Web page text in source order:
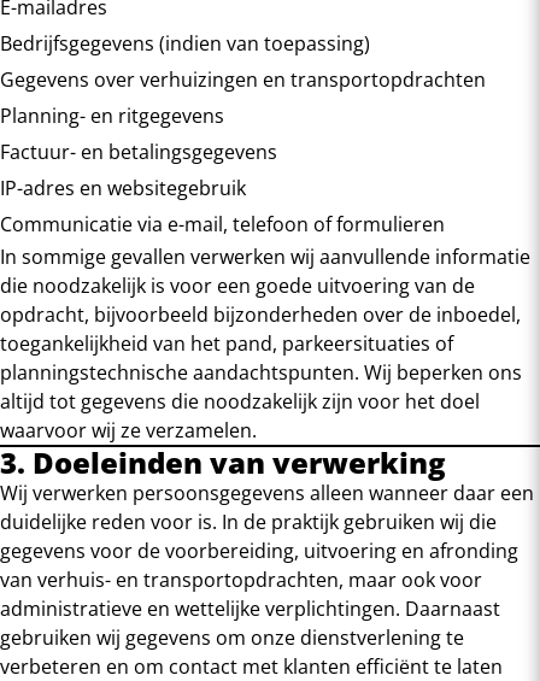
E-mailadres
Bedrijfsgegevens (indien van toepassing)
Gegevens over verhuizingen en transportopdrachten
Planning- en ritgegevens
Factuur- en betalingsgegevens
IP-adres en websitegebruik
Communicatie via e-mail, telefoon of formulieren
In sommige gevallen verwerken wij aanvullende informatie
die noodzakelijk is voor een goede uitvoering van de
opdracht, bijvoorbeeld bijzonderheden over de inboedel,
toegankelijkheid van het pand, parkeersituaties of
planningstechnische aandachtspunten. Wij beperken ons
altijd tot gegevens die noodzakelijk zijn voor het doel
waarvoor wij ze verzamelen.
3. Doeleinden van verwerking
Wij verwerken persoonsgegevens alleen wanneer daar een
duidelijke reden voor is. In de praktijk gebruiken wij die
gegevens voor de voorbereiding, uitvoering en afronding
van verhuis- en transportopdrachten, maar ook voor
administratieve en wettelijke verplichtingen. Daarnaast
gebruiken wij gegevens om onze dienstverlening te
verbeteren en om contact met klanten efficiënt te laten